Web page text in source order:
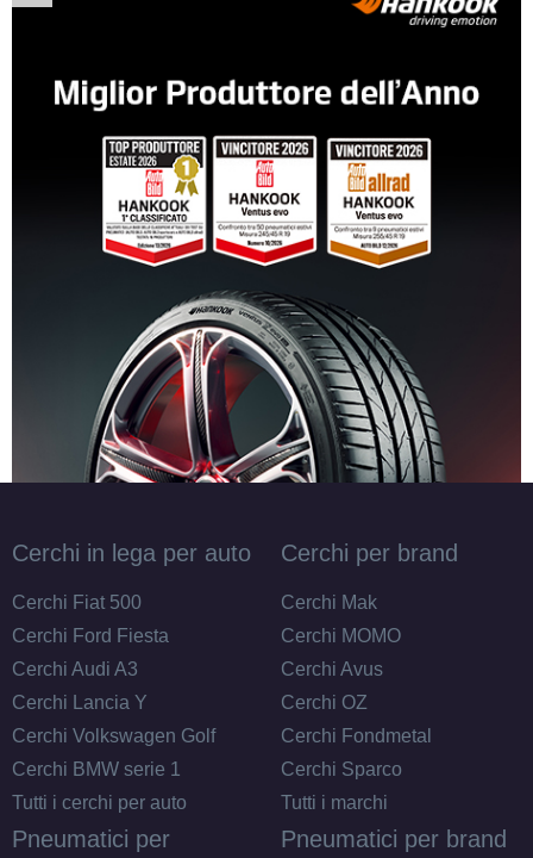
Cerchi in lega per auto
Cerchi Fiat 500
Cerchi Ford Fiesta
Cerchi Audi A3
Cerchi Lancia Y
Cerchi Volkswagen Golf
Cerchi BMW serie 1
Tutti i cerchi per auto
Cerchi per brand
Cerchi Mak
Cerchi MOMO
Cerchi Avus
Cerchi OZ
Cerchi Fondmetal
Cerchi Sparco
Tutti i marchi
Pneumatici per
Pneumatici per brand